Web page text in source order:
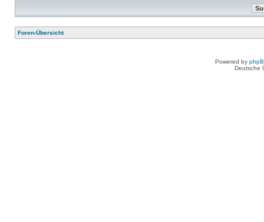
Foren-Übersicht
Powered by
Deutsche